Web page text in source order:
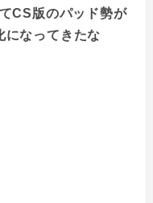
CS版のパッド勢が
になってきたな